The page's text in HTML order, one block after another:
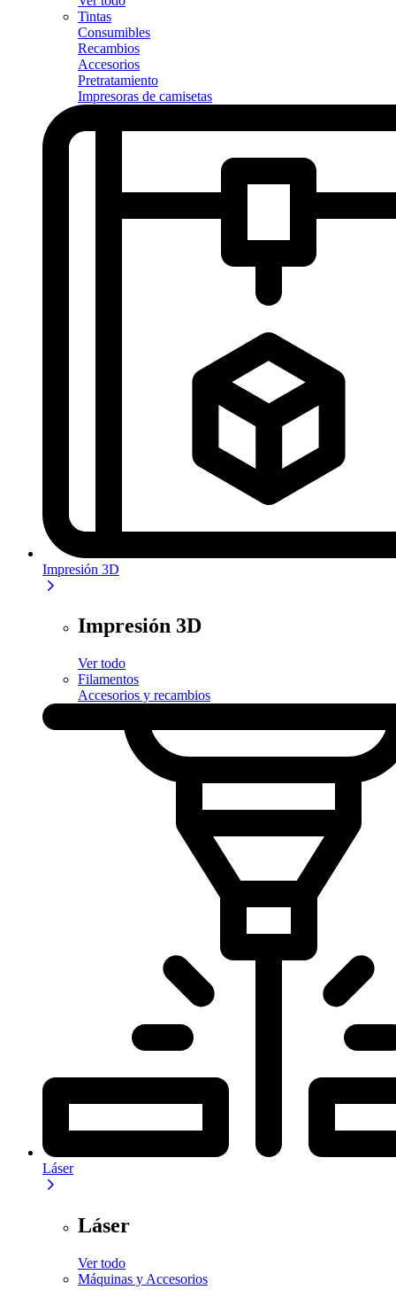
Tintas
Consumibles
Recambios
Accesorios
Pretratamiento
Impresoras de camisetas
Impresión 3D
Impresión 3D
Ver todo
Filamentos
Accesorios y recambios
Láser
Láser
Ver todo
Máquinas y Accesorios